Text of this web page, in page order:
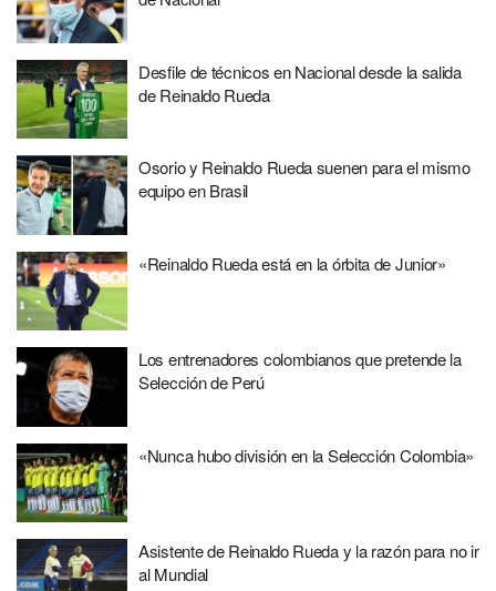
Desfile de técnicos en Nacional desde la salida
de Reinaldo Rueda
Osorio y Reinaldo Rueda suenen para el mismo
equipo en Brasil
«Reinaldo Rueda está en la órbita de Junior»
Los entrenadores colombianos que pretende la
Selección de Perú
«Nunca hubo división en la Selección Colombia»
Asistente de Reinaldo Rueda y la razón para no ir
al Mundial